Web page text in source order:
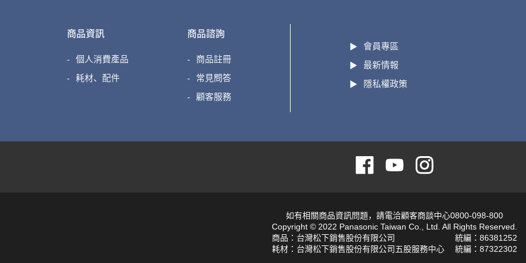
商品資訊
個人消費產品
耗材、配件
商品諮詢
商品註冊
常見問答
顧客服務
會員專區
最新情報
隱私權政策
如有相關商品資訊問題，請電洽顧客商談中心0800-098-800
Copyright © 2022 Panasonic Taiwan Co., Ltd. All Rights Reserved.
商品：台灣松下銷售股份有限公司
耗材：台灣松下銷售股份有限公司五股服務中心
統編：86381252
統編：87322302